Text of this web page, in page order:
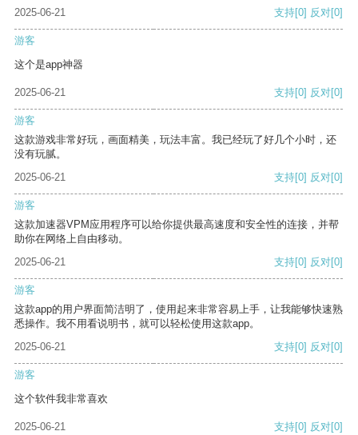
2025-06-21
支持[0] 反对[0]
游客
这个是app神器
2025-06-21 支持[0] 反对[0]
游客
这款游戏非常好玩，画面精美，玩法丰富。我已经玩了好几个小时，还
没有玩腻。
2025-06-21
支持[0] 反对[0]
游客
这款加速器VPM应用程序可以给你提供最高速度和安全性的连接，并帮
助你在网络上自由移动。
2025-06-21
支持[0] 反对[0]
游客
这款app的用户界面简洁明了，使用起来非常容易上手，让我能够快速熟
悉操作。我不用看说明书，就可以轻松使用这款app。
2025-06-21
支持[0] 反对[0]
游客
这个软件我非常喜欢
2025-06-21 支持[0] 反对[0]